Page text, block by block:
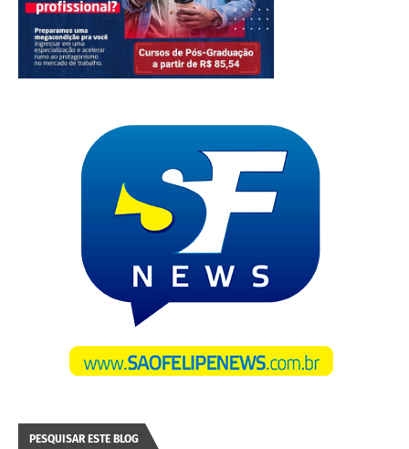
PESQUISAR ESTE BLOG